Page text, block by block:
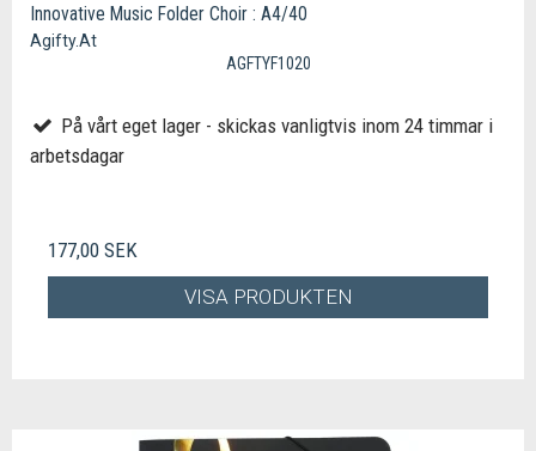
Innovative Music Folder Choir : A4/40
Agifty.At
AGFTYF1020
På vårt eget lager - skickas vanligtvis inom 24 timmar i
arbetsdagar
177,00 SEK
VISA PRODUKTEN